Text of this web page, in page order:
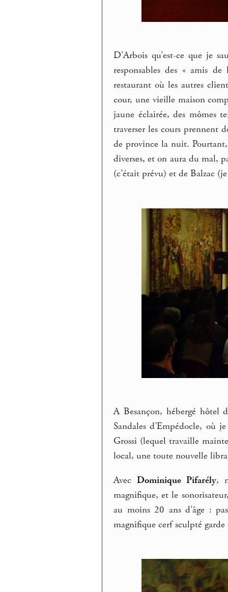
D’Arbois qu’est-ce que je
responsables des « amis
restaurant où les autres
cour, une vieille maison
jaune éclairée, des mômes
traverser les cours prennent
de province la nuit.
diverses, et on aura du mal,
(c’était prévu) et de Balzac
A Besançon, hébergé
Sandales d’Empédocle, où
Grossi (lequel travaille
local, une toute nouvelle
Avec Dominique Pifarély,
magnifique, et le
au moins 20 ans d’âge :
magnifique cerf sculpté